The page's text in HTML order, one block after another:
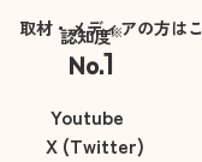
取材・メディアの方は
認知度※
No.1
※自社調べ
Youtube
X (Twitter)